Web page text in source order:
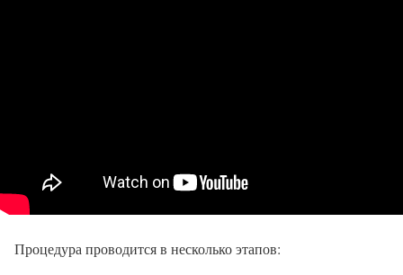
Процедура проводится в несколько этапов: